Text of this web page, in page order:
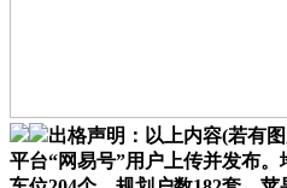
出格声明：以上内容(若有
平台“网易号”用户上传并发布